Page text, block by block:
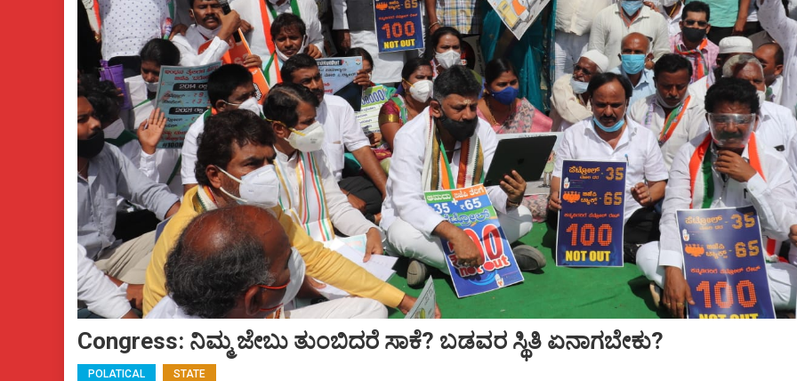
Congress: ನಿಮ್ಮ ಜೇಬು ತುಂಬಿದರೆ ಸಾಕೆ? ಬಡವರ ಸ್ಥಿತಿ ಏನಾಗಬೇಕು?
POLATICAL STATE